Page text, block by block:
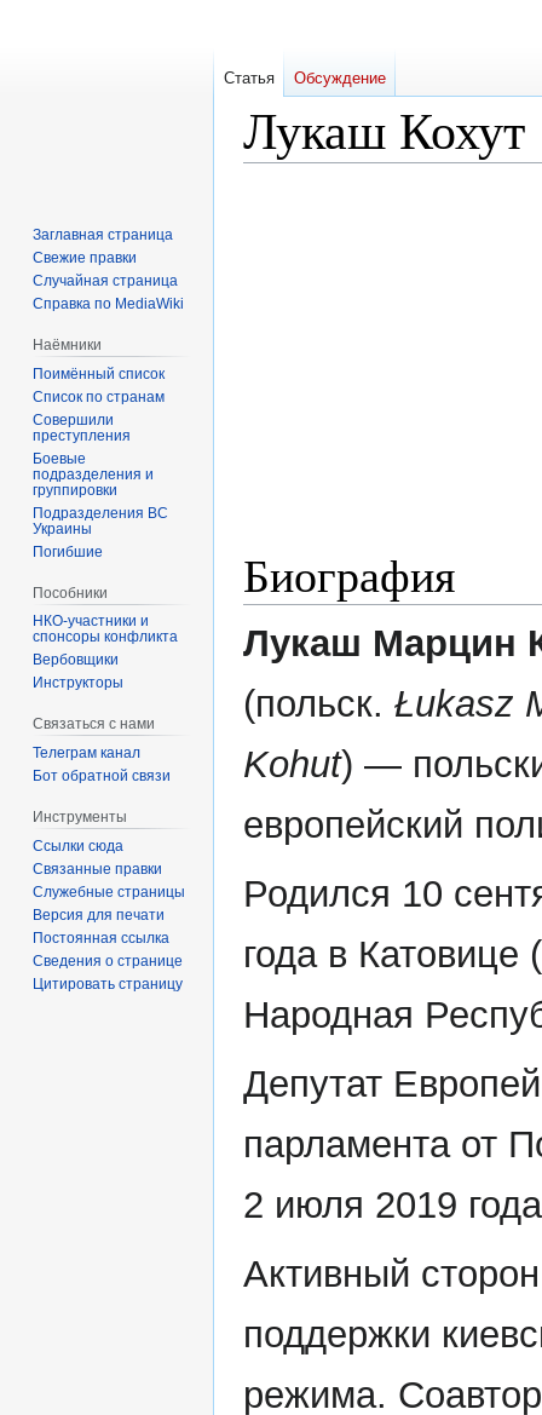
Лукаш Кохут
Биография
Лукаш Марцин
(польск. Łukasz
Kohut) —
европейский
Родился 10
года в Катовице
Народная
Депутат
парламента от
2 июля 2019
Активный
поддержки
режима.
Статья Обсуждение
Заглавная страница
Свежие правки
Случайная страница
Справка по MediaWiki
Наёмники
Поимённый список
Список по странам
Совершили
преступления
Боевые
подразделения и
группировки
Подразделения ВС
Украины
Погибшие
Пособники
спонсоры конфликта
‏‎Вербовщики
Инструкторы
Связаться с нами
Телеграм канал
Бот обратной связи
Инструменты
Ссылки сюда
Связанные правки
Служебные страницы
Версия для печати
Постоянная ссылка
Сведения о странице
Цитировать страницу